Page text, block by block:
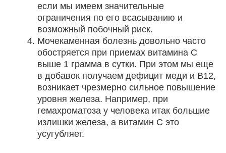
если мы имеем значительные
ограничения по его всасыванию и
возможный побочный риск.
Мочекаменная болезнь довольно часто
обостряется при приемах витамина С
выше 1 грамма в сутки. При этом мы еще
в добавок получаем дефицит меди и В12,
возникает чрезмерно сильное повышение
уровня железа. Например, при
гемахроматоза у человека итак большие
излишки железа, а витамин С это
усугубляет.